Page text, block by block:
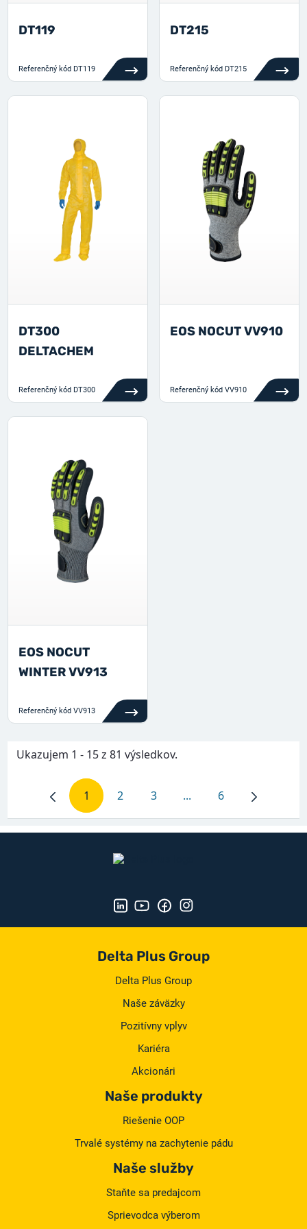
DT119
Referenčný kód DT119
DT215
Referenčný kód DT215
DT300
DELTACHEM
Referenčný kód DT300
EOS NOCUT VV910
Referenčný kód VV910
EOS NOCUT
WINTER VV913
Referenčný kód VV913
Ukazujem 1 - 15 z 81 výsledkov.
Stránka
1 Stránka
2 Stránka
3 ...Priebežné strany Use
Stránka
6
Delta Plus Group
Delta Plus Group
Naše záväzky
Pozitívny vplyv
Kariéra
Akcionári
Naše produkty
Riešenie OOP
Trvalé systémy na zachytenie pádu
Naše služby
Staňte sa predajcom
Sprievodca výberom